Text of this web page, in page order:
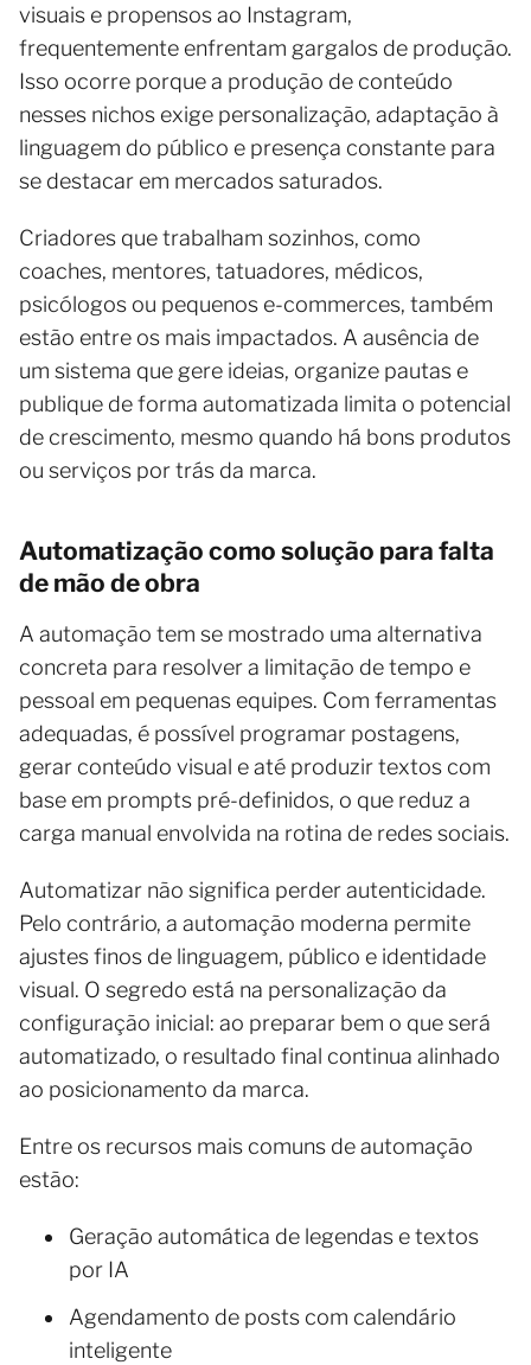
visuais e propensos ao Instagram,
frequentemente enfrentam gargalos de produção.
Isso ocorre porque a produção de conteúdo
nesses nichos exige personalização, adaptação à
linguagem do público e presença constante para
se destacar em mercados saturados.
Criadores que trabalham sozinhos, como
coaches, mentores, tatuadores, médicos,
psicólogos ou pequenos e-commerces, também
estão entre os mais impactados. A ausência de
um sistema que gere ideias, organize pautas e
publique de forma automatizada limita o potencial
de crescimento, mesmo quando há bons produtos
ou serviços por trás da marca.
Automatização como solução para falta
de mão de obra
A automação tem se mostrado uma alternativa
concreta para resolver a limitação de tempo e
pessoal em pequenas equipes. Com ferramentas
adequadas, é possível programar postagens,
gerar conteúdo visual e até produzir textos com
base em prompts pré-definidos, o que reduz a
carga manual envolvida na rotina de redes sociais.
Automatizar não significa perder autenticidade.
Pelo contrário, a automação moderna permite
ajustes finos de linguagem, público e identidade
visual. O segredo está na personalização da
configuração inicial: ao preparar bem o que será
automatizado, o resultado final continua alinhado
ao posicionamento da marca.
Entre os recursos mais comuns de automação
estão:
Geração automática de legendas e textos
por IA
Agendamento de posts com calendário
inteligente